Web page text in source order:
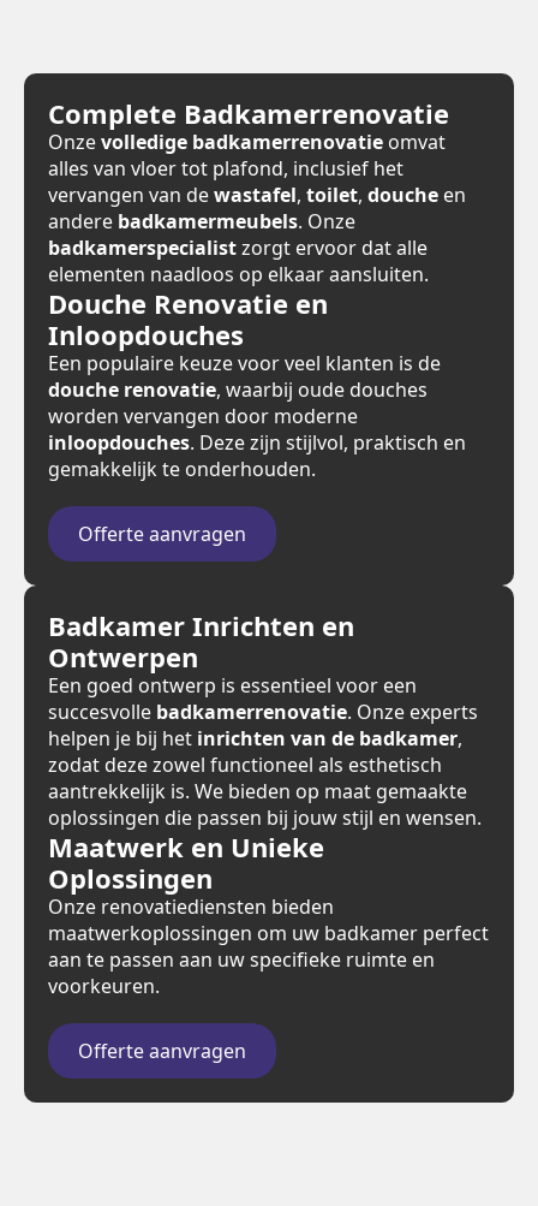
Complete Badkamerrenovatie
Onzevolledige badkamerrenovatie omvat
alles van vloer tot plafond, inclusief het
vervangen van dewastafel, toilet, douche en
andere badkamermeubels. Onze
badkamerspecialistzorgt ervoor dat alle
elementen naadloos op elkaar aansluiten.
Douche Renovatie en
Inloopdouches
Een populaire keuze voor veel klanten is de
douche renovatie, waarbij oude douches
worden vervangen door moderne
inloopdouches. Deze zijn stijlvol, praktisch en
gemakkelijk te onderhouden.
Offerte aanvragen
Badkamer Inrichten en
Ontwerpen
Een goed ontwerp is essentieel voor een
succesvolle badkamerrenovatie. Onze experts
helpen je bij het inrichten van de badkamer,
zodat deze zowel functioneel als esthetisch
aantrekkelijk is. We bieden op maat gemaakte
oplossingen die passen bij jouw stijl en wensen.
Maatwerk en Unieke
Oplossingen
Onze renovatiediensten bieden
maatwerkoplossingen om uw badkamer perfect
aan te passen aan uw specifieke ruimte en
voorkeuren.
Offerte aanvragen